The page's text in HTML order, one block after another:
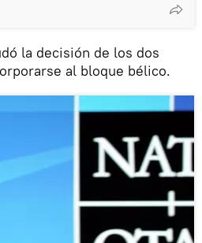
la decisión de los dos
al bloque bélico.